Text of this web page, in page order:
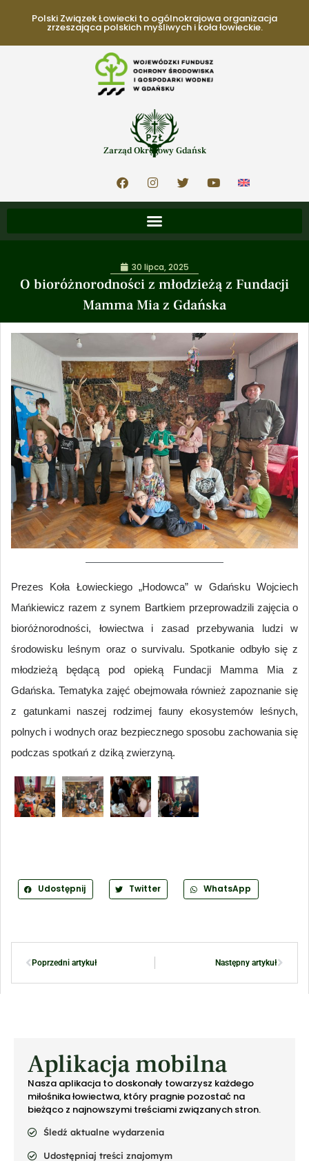
Polski Związek Łowiecki to ogólnokrajowa organizacja
zrzeszająca polskich myśliwych i koła łowieckie.
Zarząd Okręgowy Gdańsk
O bioróżnorodności z młodzieżą z Fundacji
Mamma Mia z Gdańska
30 lipca, 2025
Prezes Koła Łowieckiego „Hodowca” w Gdańsku Wojciech
Mańkiewicz razem z synem Bartkiem przeprowadzili zajęcia o
bioróżnorodności, łowiectwa i zasad przebywania ludzi w
środowisku leśnym oraz o survivalu. Spotkanie odbyło się z
młodzieżą będącą pod opieką Fundacji Mamma Mia z
Gdańska. Tematyka zajęć obejmowała również zapoznanie się
z gatunkami naszej rodzimej fauny ekosystemów leśnych,
polnych i wodnych oraz bezpiecznego sposobu zachowania się
podczas spotkań z dziką zwierzyną.
Udostępnij Twitter WhatsApp
Poprzedni artykuł Następny artykuł
Aplikacja mobilna
Nasza aplikacja to doskonały towarzysz każdego
miłośnika łowiectwa, który pragnie pozostać na
bieżąco z najnowszymi treściami związanych stron.
Śledź aktualne wydarzenia
Udostępniaj treści znajomym